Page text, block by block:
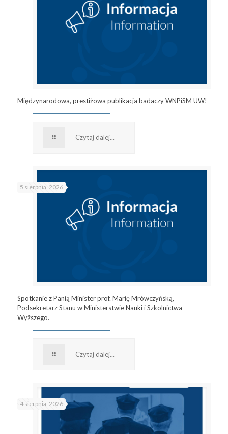
Międzynarodowa, prestiżowa publikacja badaczy WNPiSM UW!
Czytaj dalej...
5 sierpnia, 2026
Spotkanie z Panią Minister prof. Marię Mrówczyńską,
Podsekretarz Stanu w Ministerstwie Nauki i Szkolnictwa
Wyższego.
Czytaj dalej...
4 sierpnia, 2026